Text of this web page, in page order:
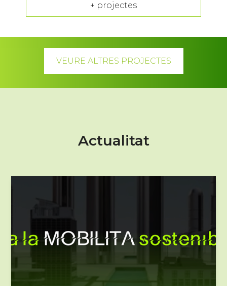
+ projectes
VEURE ALTRES PROJECTES
Actualitat